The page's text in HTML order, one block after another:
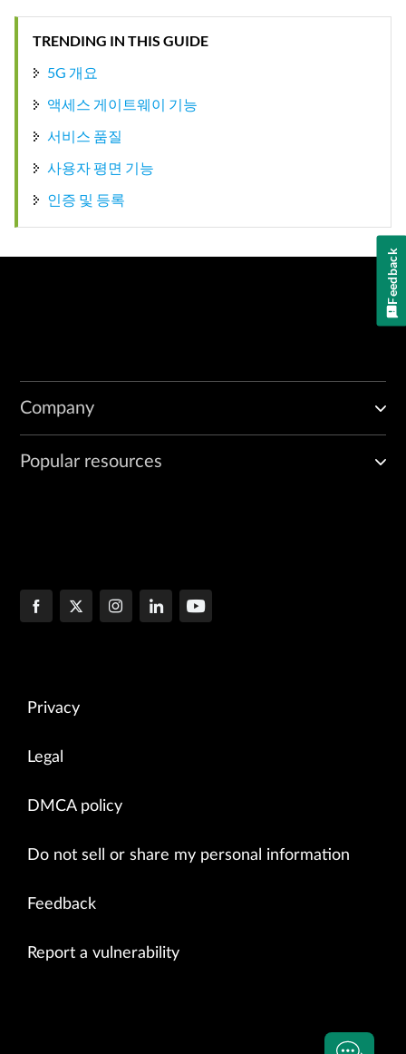
TRENDING IN THIS GUIDE
5G 개요
액세스 게이트웨이 기능
서비스 품질
사용자 평면 기능
인증 및 등록
Company
Popular resources
Privacy
Legal
DMCA policy
Do not sell or share my personal information
Feedback
Report a vulnerability
Feedback